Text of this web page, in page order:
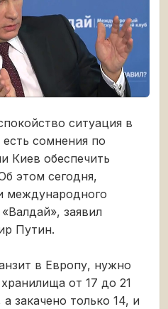
ситуация в
сомнения по
Киев обеспечить
этом сегодня,
международного
заявил
Путин.
в Европу, нужно
от 17 до 21
закачено только 14, и